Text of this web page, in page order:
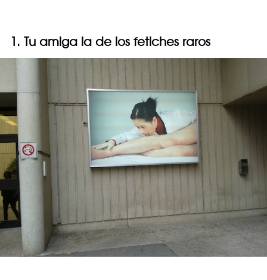
1. Tu amiga la de los fetiches raros